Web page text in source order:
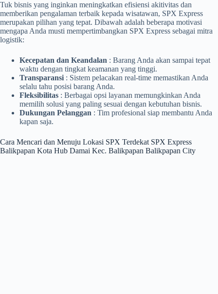
Tuk bisnis yang inginkan meningkatkan efisiensi akitivitas dan
memberikan pengalaman terbaik kepada wisatawan, SPX Express
merupakan pilihan yang tepat. Dibawah adalah beberapa motivasi
mengapa Anda musti mempertimbangkan SPX Express sebagai mitra
logistik:
Kecepatan dan Keandalan : Barang Anda akan sampai tepat
waktu dengan tingkat keamanan yang tinggi.
Transparansi : Sistem pelacakan real-time memastikan Anda
selalu tahu posisi barang Anda.
Fleksibilitas : Berbagai opsi layanan memungkinkan Anda
memilih solusi yang paling sesuai dengan kebutuhan bisnis.
Dukungan Pelanggan : Tim profesional siap membantu Anda
kapan saja.
Cara Mencari dan Menuju Lokasi SPX Terdekat SPX Express
Balikpapan Kota Hub Damai Kec. Balikpapan Balikpapan City